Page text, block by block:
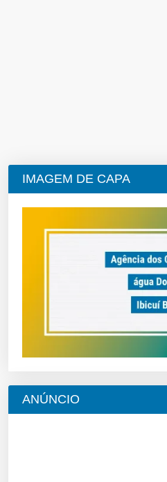
IMAGEM DE CAPA
ANÚNCIO